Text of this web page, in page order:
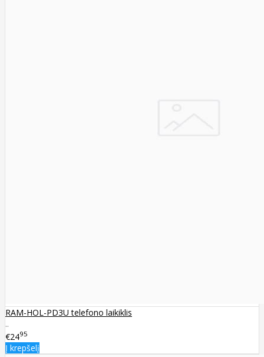
RAM-HOL-PD3U telefono laikiklis
..
€2495
Į krepšelį